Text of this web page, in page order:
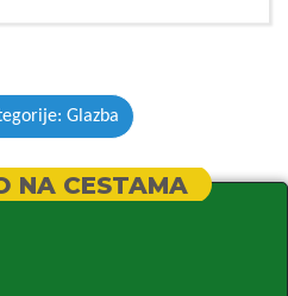
Glazba
NA CESTAMA